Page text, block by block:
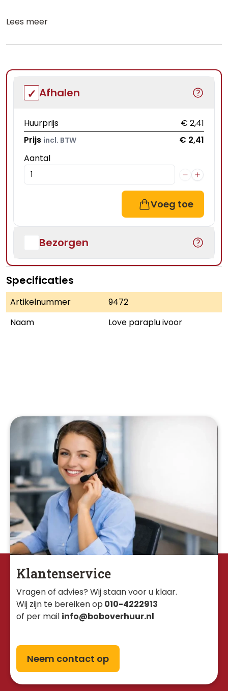
Lees meer
Afhalen
Huurprijs
€ 2,41
Prijs incl. BTW
€ 2,41
Aantal
Voeg toe
Bezorgen
Specificaties
Artikelnummer
9472
Naam
Love paraplu ivoor
Klantenservice
Vragen of advies? Wij staan voor u klaar.
Wij zijn te bereiken op 010-4222913
of per mail info@boboverhuur.nl
Neem contact op